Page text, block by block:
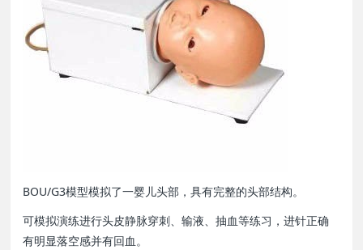
BOU/G3模型模拟了一婴儿头部，具有完整的头部结构。
可模拟演练进行头皮静脉穿刺、输液、抽血等练习，进针正确
有明显落空感并有回血。